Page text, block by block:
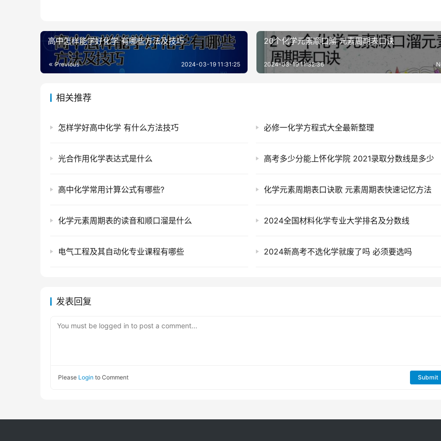
高中怎样能学好化学 有哪些方法及技巧
Previous 2024-03-19 11:31:25
20个化学元素顺口溜 元素周期表口诀
2024-03-19 11:32:36
相关推荐
怎样学好高中化学 有什么方法技巧 必修一化学方程式大全最新整理
光合作用化学表达式是什么 高考多少分能上怀化学院 2021录取分数线是多少
高中化学常用计算公式有哪些? 化学元素周期表口诀歌 元素周期表快速记忆方法
化学元素周期表的读音和顺口溜是什么 2024全国材料化学专业大学排名及分数线
电气工程及其自动化专业课程有哪些 2024新高考不选化学就废了吗 必须要选吗
发表回复
You must be logged in to post a comment...
Please Login to Comment Submit